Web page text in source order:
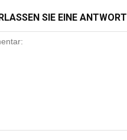
SIE EINE ANTWORT